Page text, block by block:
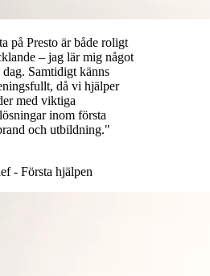
på Presto är både roligt
– jag lär mig något
Samtidigt känns
då vi hjälper
med viktiga
inom första
och utbildning."
- Första hjälpen